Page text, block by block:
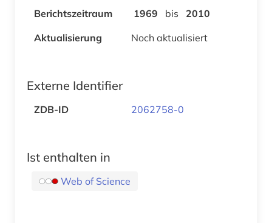
Berichtszeitraum
1969 bis
2010
Aktualisierung
Noch aktualisiert
Externe Identifier
ZDB-ID 2062758-0
Ist enthalten in
Web of Science